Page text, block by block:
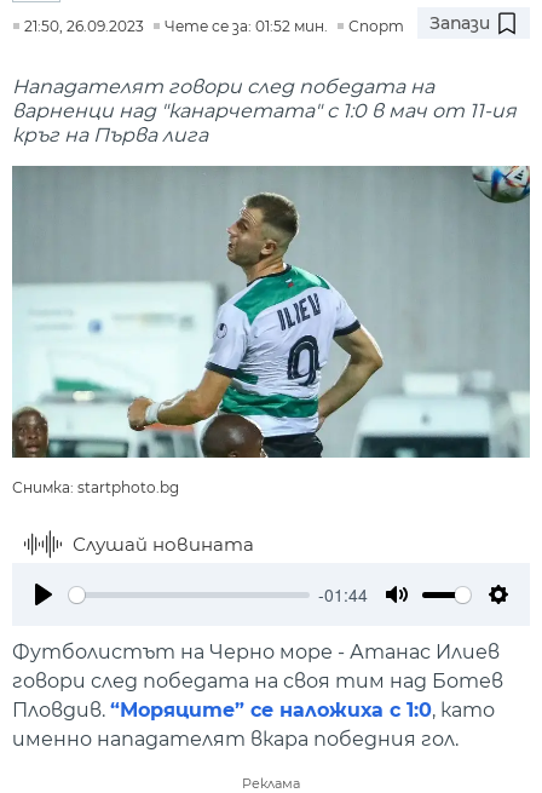
21:50, 26.09.2023 Чете се за: 01:52 мин. Спорт Запази
Нападателят говори след победата на
варненци над "канарчетата" с 1:0 в мач от 11-ия
кръг на Първа лига
Снимка: startphoto.bg
Слушай новината
-01:44
Футболистът на Черно море - Атанас Илиев
говори след победата на своя тим над Ботев
Пловдив. “Моряците” се наложиха с 1:0, като
именно нападателят вкара победния гол.
Реклама